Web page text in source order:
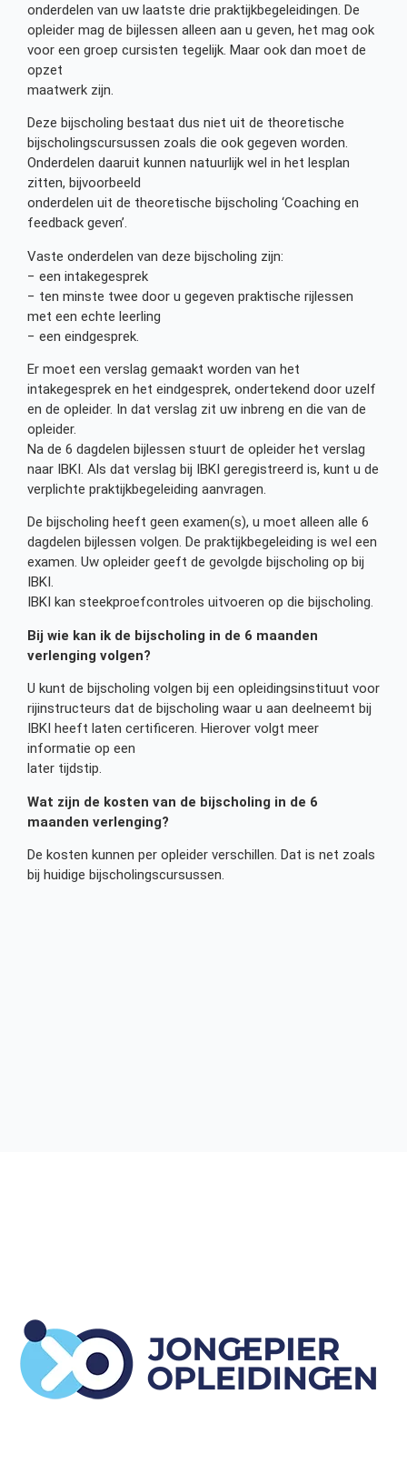
onderdelen van uw laatste drie praktijkbegeleidingen. De
opleider mag de bijlessen alleen aan u geven, het mag ook
voor een groep cursisten tegelijk. Maar ook dan moet de
opzet
maatwerk zijn.
Deze bijscholing bestaat dus niet uit de theoretische
bijscholingscursussen zoals die ook gegeven worden.
Onderdelen daaruit kunnen natuurlijk wel in het lesplan
zitten, bijvoorbeeld
onderdelen uit de theoretische bijscholing ‘Coaching en
feedback geven’.
Vaste onderdelen van deze bijscholing zijn:
− een intakegesprek
− ten minste twee door u gegeven praktische rijlessen
met een echte leerling
− een eindgesprek.
Er moet een verslag gemaakt worden van het
intakegesprek en het eindgesprek, ondertekend door uzelf
en de opleider. In dat verslag zit uw inbreng en die van de
opleider.
Na de 6 dagdelen bijlessen stuurt de opleider het verslag
naar IBKI. Als dat verslag bij IBKI geregistreerd is, kunt u de
verplichte praktijkbegeleiding aanvragen.
De bijscholing heeft geen examen(s), u moet alleen alle 6
dagdelen bijlessen volgen. De praktijkbegeleiding is weI een
examen. Uw opleider geeft de gevolgde bijscholing op bij
IBKI.
IBKI kan steekproefcontroles uitvoeren op die bijscholing.
Bij wie kan ik de bijscholing in de 6 maanden
verlenging volgen?
U kunt de bijscholing volgen bij een opleidingsinstituut voor
rijinstructeurs dat de bijscholing waar u aan deelneemt bij
IBKI heeft laten certificeren. Hierover volgt meer
informatie op een
later tijdstip.
Wat zijn de kosten van de bijscholing in de 6
maanden verlenging?
De kosten kunnen per opleider verschillen. Dat is net zoals
bij huidige bijscholingscursussen.